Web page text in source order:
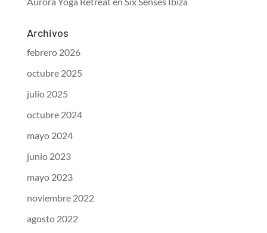
Archivos
febrero 2026
octubre 2025
julio 2025
octubre 2024
mayo 2024
junio 2023
mayo 2023
noviembre 2022
agosto 2022